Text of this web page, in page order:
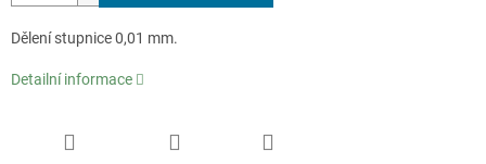
Dělení stupnice 0,01 mm.
Detailní informace